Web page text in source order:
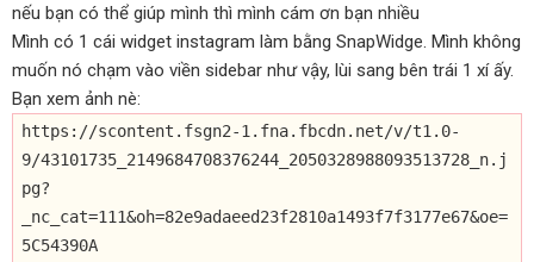
nếu bạn có thể giúp mình thì mình cám ơn bạn nhiều
Mình có 1 cái widget instagram làm bằng SnapWidge. Mình không
muốn nó chạm vào viền sidebar như vậy, lùi sang bên trái 1 xí ấy.
Bạn xem ảnh nè:
https://scontent.fsgn2-1.fna.fbcdn.net/v/t1.0-
9/43101735_2149684708376244_2050328988093513728_n.j
pg?
_nc_cat=111&oh=82e9adaeed23f2810a1493f7f3177e67&oe=
5C54390A